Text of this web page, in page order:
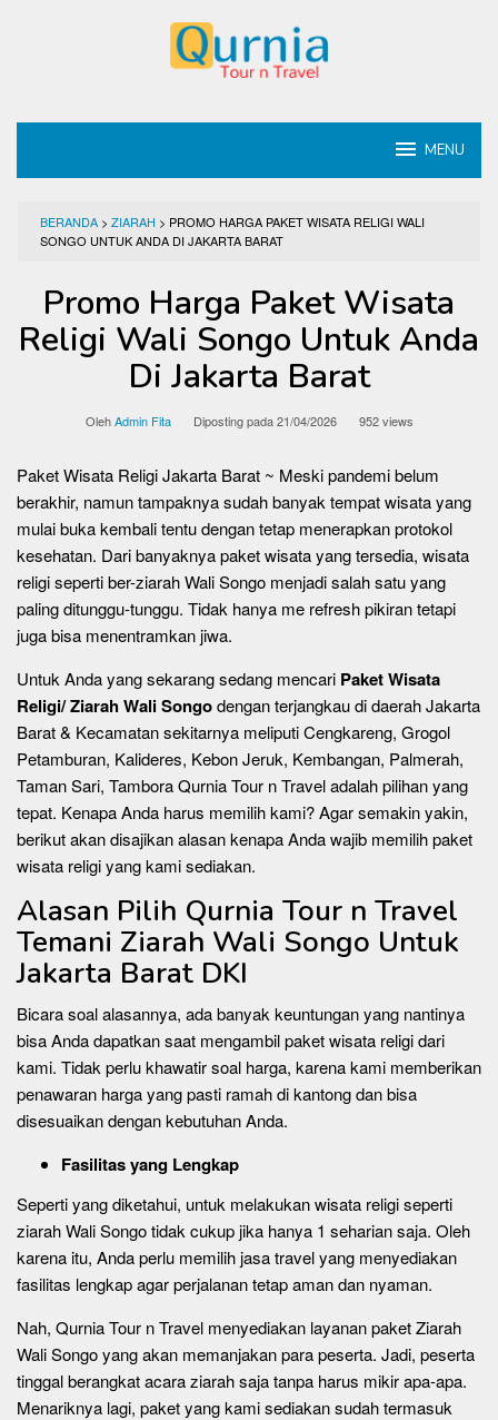
MENU
BERANDA > ZIARAH > PROMO HARGA PAKET WISATA RELIGI WALI
SONGO UNTUK ANDA DI JAKARTA BARAT
Promo Harga Paket Wisata
Religi Wali Songo Untuk Anda
Di Jakarta Barat
OlehAdmin Fita Diposting pada21/04/2026 952 views
Paket Wisata Religi Jakarta Barat ~ Meski pandemi belum
berakhir, namun tampaknya sudah banyak tempat wisata yang
mulai buka kembali tentu dengan tetap menerapkan protokol
kesehatan. Dari banyaknya paket wisata yang tersedia, wisata
religi seperti ber-ziarah Wali Songo menjadi salah satu yang
paling ditunggu-tunggu. Tidak hanya me refresh pikiran tetapi
juga bisa menentramkan jiwa.
Untuk Anda yang sekarang sedang mencari Paket Wisata
Religi/ Ziarah Wali Songodengan terjangkau di daerah Jakarta
Barat & Kecamatan sekitarnya meliputi Cengkareng, Grogol
Petamburan, Kalideres, Kebon Jeruk, Kembangan, Palmerah,
Taman Sari, Tambora Qurnia Tour n Travel adalah pilihan yang
tepat. Kenapa Anda harus memilih kami? Agar semakin yakin,
berikut akan disajikan alasan kenapa Anda wajib memilih paket
wisata religi yang kami sediakan.
Alasan Pilih Qurnia Tour n Travel
Temani Ziarah Wali Songo Untuk
Jakarta Barat DKI
Bicara soal alasannya, ada banyak keuntungan yang nantinya
bisa Anda dapatkan saat mengambil paket wisata religi dari
kami. Tidak perlu khawatir soal harga, karena kami memberikan
penawaran harga yang pasti ramah di kantong dan bisa
disesuaikan dengan kebutuhan Anda.
Fasilitas yang Lengkap
Seperti yang diketahui, untuk melakukan wisata religi seperti
ziarah Wali Songo tidak cukup jika hanya 1 seharian saja. Oleh
karena itu, Anda perlu memilih jasa travel yang menyediakan
fasilitas lengkap agar perjalanan tetap aman dan nyaman.
Nah, Qurnia Tour n Travel menyediakan layanan paket Ziarah
Wali Songo yang akan memanjakan para peserta. Jadi, peserta
tinggal berangkat acara ziarah saja tanpa harus mikir apa-apa.
Menariknya lagi, paket yang kami sediakan sudah termasuk